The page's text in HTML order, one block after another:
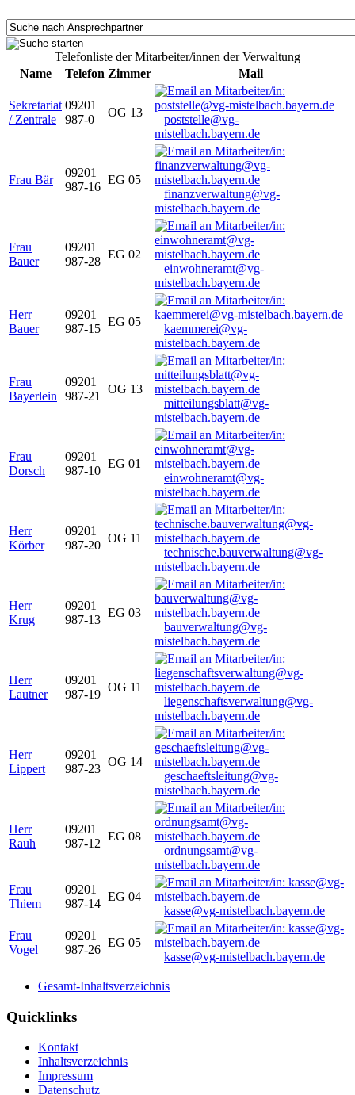
Telefonliste der Mitarbeiter/innen der Verwaltung
Name
Telefon Zimmer Mail
Sekretariat
/ Zentrale
09201
987-0
OG 13
poststelle@vg-
mistelbach.bayern.de
Frau Bär
09201
987-16
EG 05
finanzverwaltung@vg-
mistelbach.bayern.de
Frau
Bauer
09201
987-28
EG 02
einwohneramt@vg-
mistelbach.bayern.de
Herr
Bauer
09201
987-15
EG 05
kaemmerei@vg-
mistelbach.bayern.de
Frau
Bayerlein
09201
987-21
OG 13
mitteilungsblatt@vg-
mistelbach.bayern.de
Frau
Dorsch
09201
987-10
EG 01
einwohneramt@vg-
mistelbach.bayern.de
Herr
Körber
09201
987-20
OG 11
technische.bauverwaltung@vg-
mistelbach.bayern.de
Herr
Krug
09201
987-13
EG 03
bauverwaltung@vg-
mistelbach.bayern.de
Herr
Lautner
09201
987-19
OG 11
liegenschaftsverwaltung@vg-
mistelbach.bayern.de
Herr
Lippert
09201
987-23
OG 14
geschaeftsleitung@vg-
mistelbach.bayern.de
Herr
Rauh
09201
987-12
EG 08
ordnungsamt@vg-
mistelbach.bayern.de
Frau
Thiem
09201
987-14
EG 04
kasse@vg-mistelbach.bayern.de
Frau
Vogel
09201
987-26
EG 05
kasse@vg-mistelbach.bayern.de
Gesamt-Inhaltsverzeichnis
Quicklinks
Kontakt
Inhaltsverzeichnis
Impressum
Datenschutz